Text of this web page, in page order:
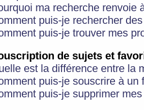
ma recherche renvoie
puis-je rechercher
puis-je trouver mes
de sujets et
est la différence entre la
puis-je souscrire à
puis-je supprimer